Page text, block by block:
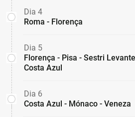
Dia 4
Roma - Florença
Dia 5
Florença - Pisa - Sestri
Costa Azul
Dia 6
Costa Azul - Mónaco - Veneza